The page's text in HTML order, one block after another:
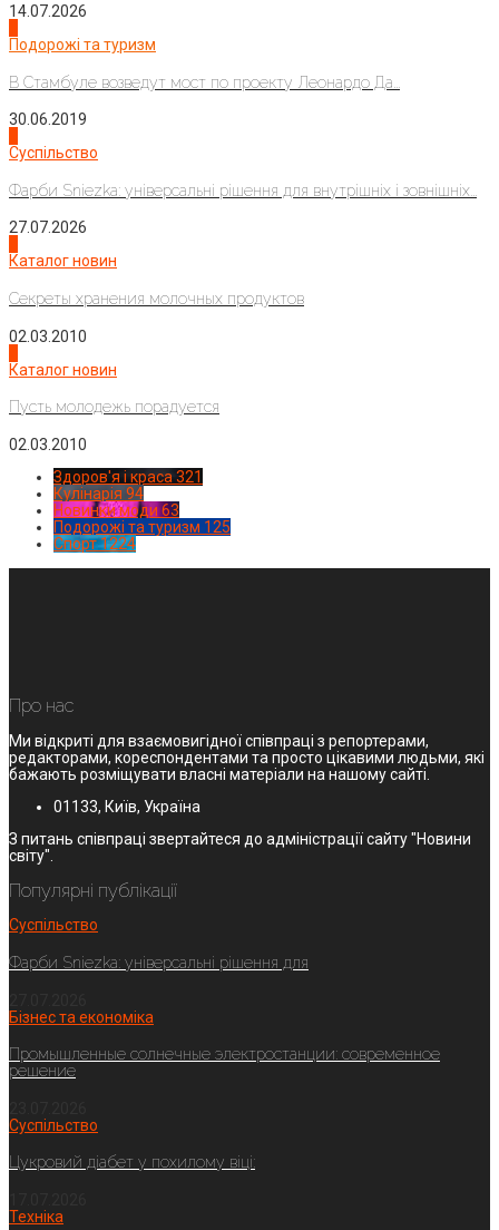
14.07.2026
Подорожі та туризм
В Стамбуле возведут мост по проекту Леонардо Да...
30.06.2019
Суспільство
Фарби Sniezka: універсальні рішення для внутрішніх і зовнішніх...
27.07.2026
Каталог новин
Секреты хранения молочных продуктов
02.03.2010
Каталог новин
Пусть молодежь порадуется
02.03.2010
Здоров'я і краса 321
Кулінарія 94
Новинки моди 63
Подорожі та туризм 125
Спорт1224
Про нас
Ми відкриті для взаємовигідної співпраці з репортерами,
редакторами, кореспондентами та просто цікавими людьми, які
бажають розміщувати власні матеріали на нашому сайті.
01133, Київ, Україна
З питань співпраці звертайтеся до адміністрації сайту "Новини
світу".
Популярні публікації
Суспільство
Фарби Sniezka: універсальні рішення для
Бізнес та економіка
Промышленные солнечные электростанции: современное
решение
Суспільство
Цукровий діабет у похилому віці:
Техніка